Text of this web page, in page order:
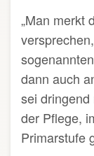
„Man merkt
dann auch
sei
der Pflege,
Primarstufe